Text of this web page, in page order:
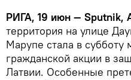
РИГА, 19 июн — Sputnik,
территория на улице
Марупе стала в субботу
гражданской акции в
Латвии. Особенные